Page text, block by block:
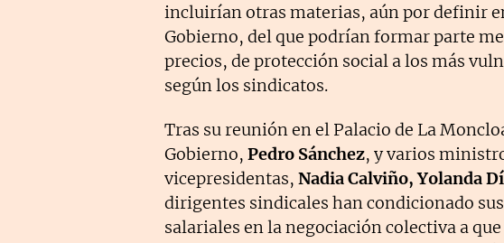
incluirían otras materias, aún por definir
Gobierno, del que podrían formar parte
precios, de protección social a los más
según los sindicatos.
Tras su reunión en el Palacio de La
Gobierno, Pedro Sánchez, y varios
vicepresidentas, Nadia Calviño, Yolanda
dirigentes sindicales han condicionado
salariales en la negociación colectiva a